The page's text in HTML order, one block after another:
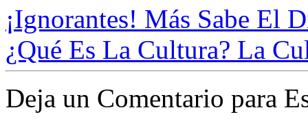
¡Ignorantes! Más Sabe El
¿Qué Es La Cultura? La
Deja un Comentario para